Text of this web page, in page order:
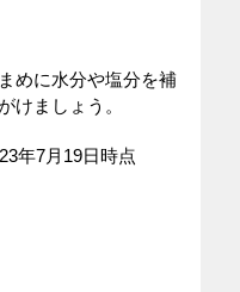
めに水分や塩分を補
けましょう。
年7月19日時点